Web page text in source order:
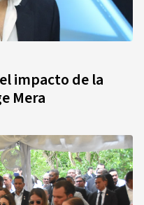
impacto de la
Mera